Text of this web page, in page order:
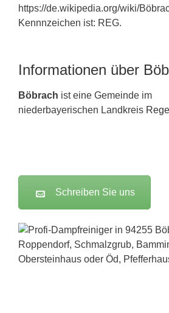
https://de.wikipedia.org/wiki/
Kennnzeichen ist: REG.
Informationen über
Böbrach ist eine Gemeinde im
niederbayerischen Landkreis
Schreiben Sie uns